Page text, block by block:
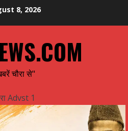
8, 2026
चौरा से"
Advst 1